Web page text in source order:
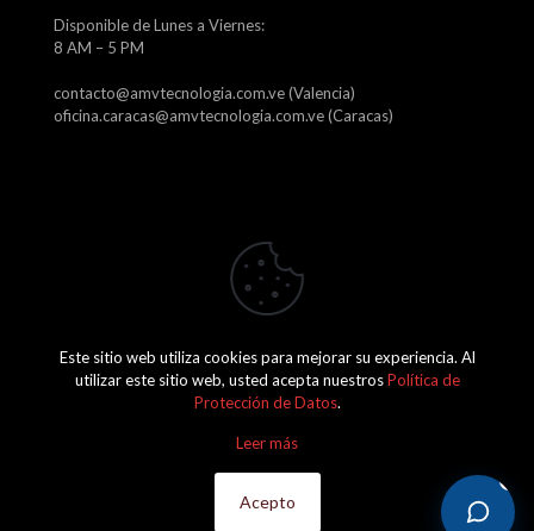
Disponible de Lunes a Viernes:
8 AM – 5 PM
contacto@amvtecnologia.com.ve (Valencia)
oficina.caracas@amvtecnologia.com.ve (Caracas)
2026 Amv Tecnología, C.A. J-29746315-1
Este sitio web utiliza cookies para mejorar su experiencia. Al
utilizar este sitio web, usted acepta nuestrosPolítica de
Protección de Datos.
Leer más
Acepto